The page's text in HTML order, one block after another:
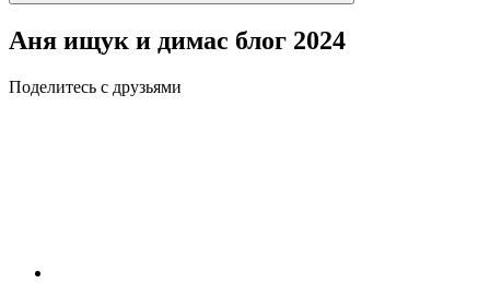
Аня ищук и димас блог 2024
Поделитесь с друзьями